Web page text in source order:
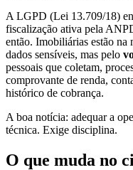
A LGPD (Lei 13.709/18)
fiscalização ativa pela
então. Imobiliárias estão
dados sensíveis, mas pelo
pessoais que coletam,
comprovante de renda,
histórico de cobrança.
A boa notícia: adequar a
técnica. Exige disciplina.
O que muda no